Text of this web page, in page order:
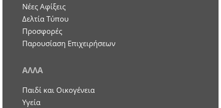
Νέες Αφίξεις
Δελτία Τύπου
Προσφορές
Παρουσίαση Επιχειρήσεων
ΑΛΛΑ
Παιδί και Οικογένεια
Υγεία